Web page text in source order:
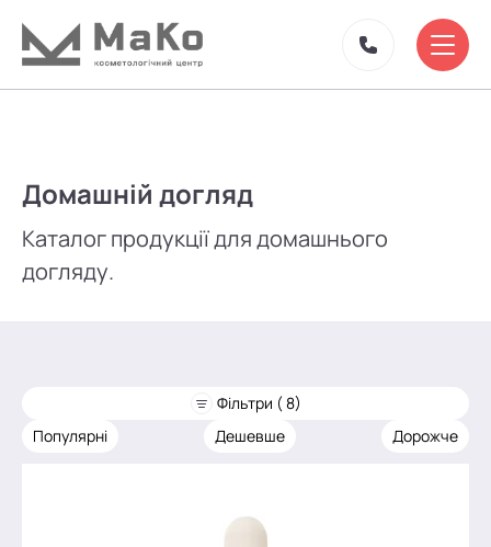
Домашній догляд
Каталог продукції для домашнього
догляду.
Фільтри ( 8)
Популярні
Дешевше Дорожче